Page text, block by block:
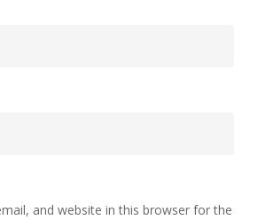
and website in this browser for the